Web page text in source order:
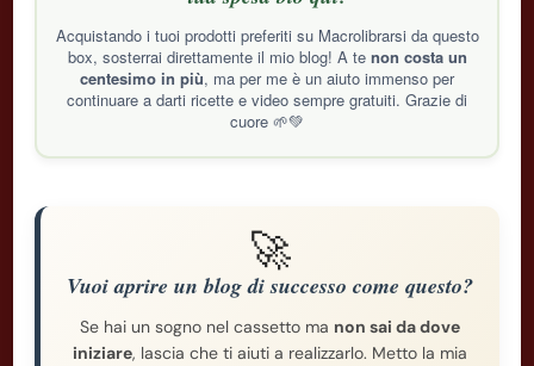
Acquistando i tuoi prodotti preferiti su Macrolibrarsi da questo
box, sosterrai direttamente il mio blog! A te non costa un
centesimo in più, ma per me è un aiuto immenso per
continuare a darti ricette e video sempre gratuiti. Grazie di
cuore 🌱💚
🚀
Vuoi aprire un blog di successo come questo?
Se hai un sogno nel cassetto ma non sai da dove
iniziare, lascia che ti aiuti a realizzarlo. Metto la mia